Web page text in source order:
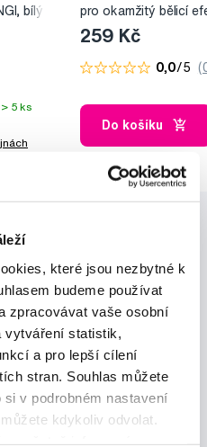
které jsou nezbytné k
budeme používat
zpracovávat vaše osobní
statistik,
a pro lepší cílení
stran. Souhlas můžete
v podrobném nastavení
kdykoliv odvolat.
bílý
5 ks
pro okamžitý bělicí
259 Kč
0,0/5
Do košíku
Odebírat